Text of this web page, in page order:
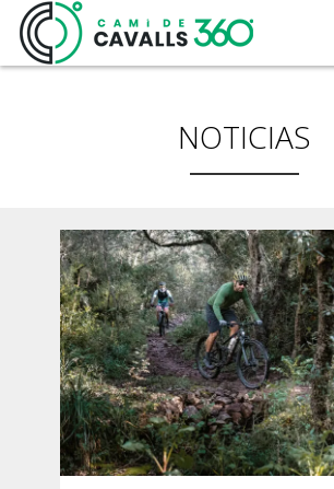
MENORCA
UN CAMINO CON HISTORIA
RECORRIDO DE 360º
NOTICIAS